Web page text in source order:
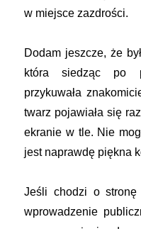
w miejsce zazdrości.
Dodam jeszcze, że
która siedząc po
przykuwała
twarz pojawiała się
ekranie w tle. Nie
jest naprawdę piękna
Jeśli chodzi o stronę
wprowadzenie